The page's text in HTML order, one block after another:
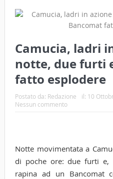
Camucia, ladri
notte, due furti
fatto esplodere
Postato da: Redazione il: 10
Nessun commento
Notte movimentata a
di poche ore: due furti e,
rapina ad un Bancomat